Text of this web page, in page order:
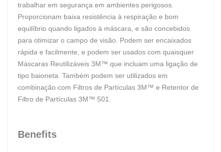
trabalhar em segurança em ambientes perigosos.
Proporcionam baixa resistência à respiração e bom
equilíbrio quando ligados à máscara, e são concebidos
para otimizar o campo de visão. Podem ser encaixados
rápida e facilmente, e podem ser usados com quaisquer
Máscaras Reutilizáveis 3M™ que incluam uma ligação de
tipo baioneta. Também podem ser utilizados em
combinação com Filtros de Partículas 3M™ e Retentor de
Filtro de Partículas 3M™ 501.
Benefits